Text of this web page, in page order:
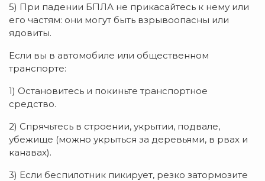
5) При падении БПЛА не прикасайтесь к нему или
его частям: они могут быть взрывоопасны или
ядовиты.
Если вы в автомобиле или общественном
транспорте:
1) Остановитесь и покиньте транспортное
средство.
2) Спрячьтесь в строении, укрытии, подвале,
убежище (можно укрыться за деревьями, в рвах и
канавах).
3) Если беспилотник пикирует, резко затормозите